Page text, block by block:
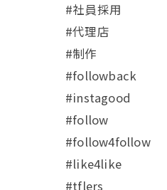
#社員採用
#代理店
#制作
#followback
#instagood
#follow
#follow4follow
#like4like
#tflers